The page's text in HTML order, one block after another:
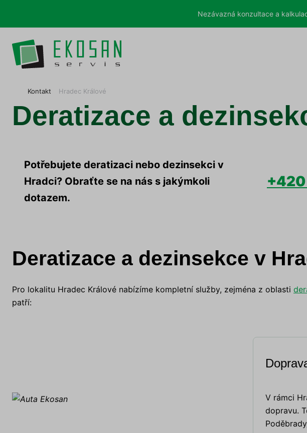
Nezávazná konzultace a
O
Kontakt Hradec Králové
Deratizace a
Potřebujete deratizaci nebo dezinsekci v
Hradci? Obraťte se na nás s jakýmkoli
dotazem.
+420
Deratizace a dezinsekce v
Pro lokalitu Hradec Králové nabízíme kompletní služby, zejména z oblasti
patří:
V rámci
dopravu.